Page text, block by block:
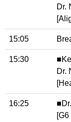
Dr.
15:05
15:30
Dr.
16:25